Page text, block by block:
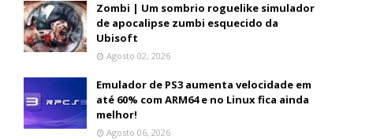
Zombi | Um sombrio roguelike simulador
de apocalipse zumbi esquecido da
Ubisoft
Agosto 02, 2026
Emulador de PS3 aumenta velocidade em
até 60% com ARM64 e no Linux fica ainda
melhor!
Agosto 06, 2026